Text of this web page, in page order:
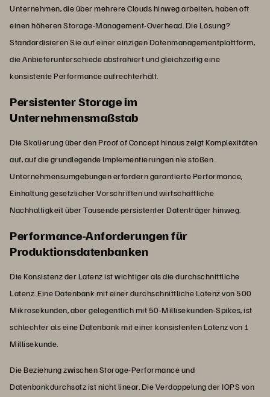
Unternehmen, die über mehrere Clouds hinweg arbeiten, haben oft
einen höheren Storage-Management-Overhead. Die Lösung?
Standardisieren Sie auf einer einzigen Datenmanagementplattform,
die Anbieterunterschiede abstrahiert und gleichzeitig eine
konsistente Performance aufrechterhält.
Persistenter Storage im
Unternehmensmaßstab
Die Skalierung über den Proof of Concept hinaus zeigt Komplexitäten
auf, auf die grundlegende Implementierungen nie stoßen.
Unternehmensumgebungen erfordern garantierte Performance,
Einhaltung gesetzlicher Vorschriften und wirtschaftliche
Nachhaltigkeit über Tausende persistenter Datenträger hinweg.
Performance-Anforderungen für
Produktionsdatenbanken
Die Konsistenz der Latenz ist wichtiger als die durchschnittliche
Latenz. Eine Datenbank mit einer durchschnittliche Latenz von 500
Mikrosekunden, aber gelegentlich mit 50-Millisekunden-Spikes, ist
schlechter als eine Datenbank mit einer konsistenten Latenz von 1
Millisekunde.
Die Beziehung zwischen Storage-Performance und
Datenbankdurchsatz ist nicht linear. Die Verdoppelung der IOPS von